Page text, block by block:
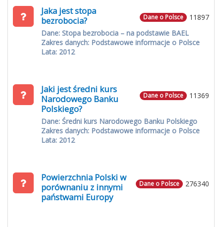
11897
Dane o Polsce
Jaka jest stopa
bezrobocia?
Dane: Stopa bezrobocia – na podstawie BAEL
Zakres danych: Podstawowe informacje o Polsce
Lata: 2012
11369
Dane o Polsce
Jaki jest średni kurs
Narodowego Banku
Polskiego?
Dane: Średni kurs Narodowego Banku Polskiego
Zakres danych: Podstawowe informacje o Polsce
Lata: 2012
276340
Dane o Polsce
Powierzchnia Polski w
porównaniu z innymi
państwami Europy